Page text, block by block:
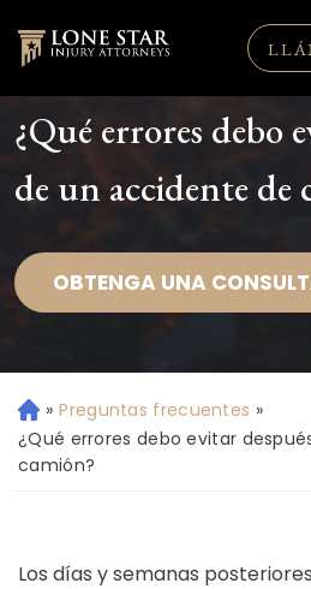
¿Qué errores debo
de un accidente de
OBTENGA UNA
Ini
ci
o
» Preguntas frecuentes »
¿Qué errores debo evitar
camión?
Los días y semanas